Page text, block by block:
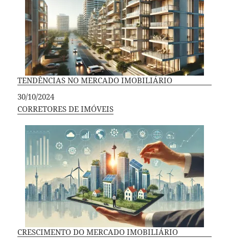
TENDÊNCIAS NO MERCADO IMOBILIÁRIO
Data
30/10/2024
Em relação a
CORRETORES DE IMÓVEIS
CRESCIMENTO DO MERCADO IMOBILIÁRIO